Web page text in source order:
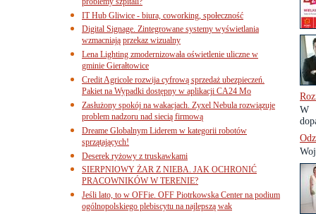
W
IT Hub Gliwice - biura, coworking, społeczność
Digital Signage. Zintegrowane systemy wyświetlania
wzmacniają przekaz wizualny
Lena Lighting zmodernizowała oświetlenie uliczne w
gminie Gierałtowice
Credit Agricole rozwija cyfrową sprzedaż ubezpieczeń.
Pakiet na Wypadki dostępny w aplikacji CA24 Mo
Zasłużony spokój na wakacjach. Zyxel Nebula rozwiązuje
problem nadzoru nad siecią firmową
Dreame Globalnym Liderem w kategorii robotów
sprzątających!
Deserek ryżowy z truskawkami
SIERPNIOWY ŻAR Z NIEBA. JAK OCHRONIĆ
PRACOWNIKÓW W TERENIE?
Jeśli lato, to w OFFie. OFF Piotrkowska Center na podium
ogólnopolskiego plebiscytu na najlepszą wak